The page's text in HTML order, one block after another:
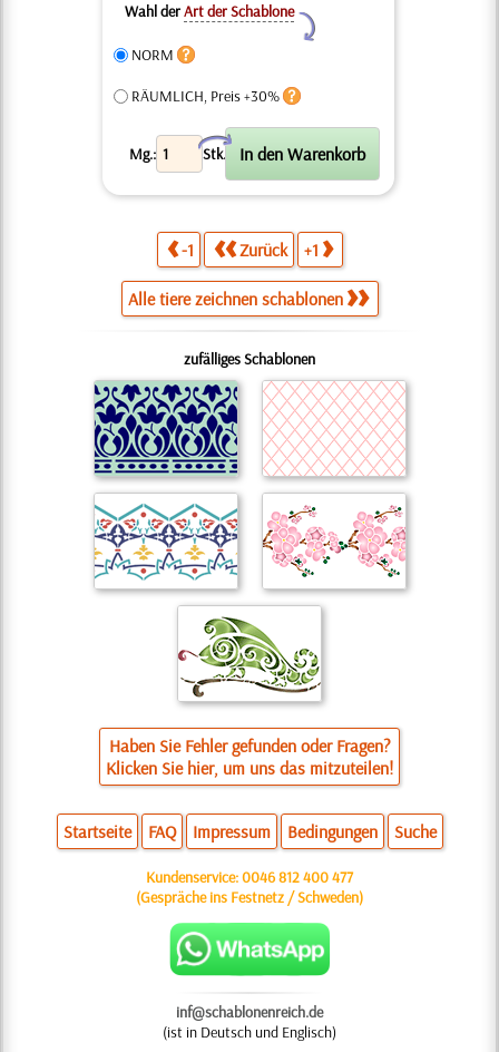
Wahl derArt der Schablone
Y
NORM
RÄUMLICH, Preis +30%
Mg.: Stk.
X
-1 Zurück +1
Alle tiere zeichnen schablonen
zufälliges Schablonen
Haben Sie Fehler gefunden oder Fragen?
Klicken Sie hier, um uns das mitzuteilen!
Startseite FAQ Impressum Bedingungen Suche
Kundenservice:0046 812 400 477
(Gespräche ins Festnetz / Schweden)
inf@schablonenreich.de
(ist in Deutsch und Englisch)